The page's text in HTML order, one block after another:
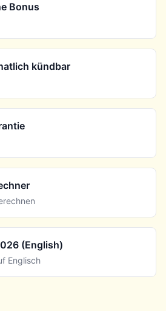
Bonus
kündbar
(English)
Englisch